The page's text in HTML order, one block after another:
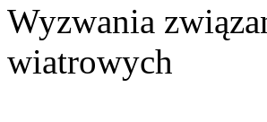
Wyzwania
wiatrowych